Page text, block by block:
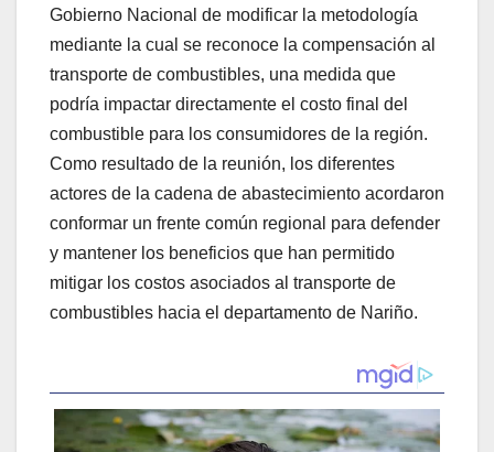
Gobierno Nacional de modificar la metodología
mediante la cual se reconoce la compensación al
transporte de combustibles, una medida que
podría impactar directamente el costo final del
combustible para los consumidores de la región.
Como resultado de la reunión, los diferentes
actores de la cadena de abastecimiento acordaron
conformar un frente común regional para defender
y mantener los beneficios que han permitido
mitigar los costos asociados al transporte de
combustibles hacia el departamento de Nariño.